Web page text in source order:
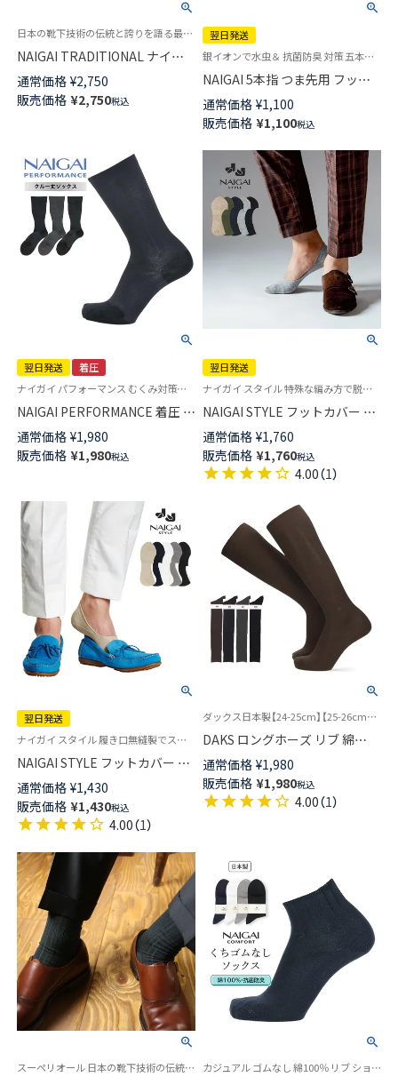
日本の靴下技術の伝統と誇りを語る最高級の紳士靴下 SUPERIOR
NAIGAI TRADITIONAL ナイガ
イ最高級の紳士靴下 スーペリオ
ール メリノウール 毛100％ 無地
リブ クルー丈 メンズ 日本製
通常価格 ¥2,750
販売価格 ¥2,750税込
翌日発送
銀イオンで水虫＆ 抗菌防臭 対策 五本指 インナー 靴下 男性 靴下 旧02372507
NAIGAI 5本指 つま先用 フット
キャップ アンダーソックス 抗
菌防臭 消臭加工 メンズ 【365日
最短翌日発送】02262550
通常価格 ¥1,100
販売価格 ¥1,100税込
翌日発送
着圧
ナイガイ パフォーマンス むくみ対策・立ち仕事・出張などが多いビジネスマンに足首30hPa・ふくらはぎ23hPa
NAIGAI PERFORMANCE 着圧 ビ
ジネスソックス アーチフィット
サポート クルー丈 メンズ【365
日最短翌日発送】 02332309
通常価格 ¥1,980
販売価格 ¥1,980税込
翌日発送
ナイガイ スタイル 特殊な編み方で脱げにくい カバーソックス 靴下ローファーイン
NAIGAI STYLE フットカバー フ
ィット感アップ 浅履き かかと
滑り止め付き メンズ【365日最
短翌日発送】02352112
通常価格 ¥1,760
販売価格 ¥1,760税込
4.00（1）
翌日発送
ナイガイ スタイル 履き口無縫製でストレスフリー カバーソックス【23-25cm】【25-27cm】【27-29cm】
NAIGAI STYLE フットカバー 鹿
の子編み 浅履き かかと滑り止
め付き メンズ 【365日最短翌日
発送】 02352111
通常価格 ¥1,430
販売価格 ¥1,430税込
4.00（1）
ダックス日本製【24-25cm】【25-26cm】【27-28cm】 男性 紳士 靴下
DAKS ロングホーズ リブ 綿
100％ ワンポイントロゴ刺繍 ハ
イソックス メンズ 02502965
通常価格 ¥1,980
販売価格 ¥1,980税込
4.00（1）
スーペリオール 日本の靴下技術の伝統と誇りを語る最高級の紳士靴下 カジュアル ゴムなし 綿100％ リブ ショート丈 男性 旧02302507